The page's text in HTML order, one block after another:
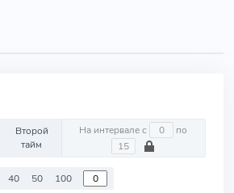
Второй
тайм
На интервале с по
40 50 100